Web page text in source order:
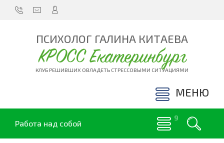
ПСИХОЛОГ ГАЛИНА КИТАЕВА
КРОСС Екатеринбург
КЛУБ РЕШИВШИХ ОВЛАДЕТЬ СТРЕССОВЫМИ СИТУАЦИЯМИ
МЕНЮ
Работа над собой